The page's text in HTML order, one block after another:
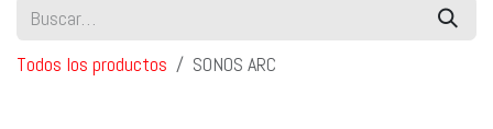
Todos los productos SONOS ARC